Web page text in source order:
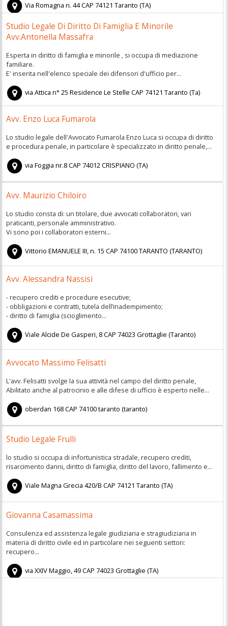
Via Romagna n. 44CAP 74121 Taranto (TA)
Studio Legale Di Diritto Di Famiglia E Minorile
Avv.Antonella Massafra
Esperta in diritto di famiglia e minorile , si occupa di mediazione
familiare.
E' inserita nell'elenco speciale dei difensori d'ufficio per...
via Attica n° 25 Residence Le Stelle CAP 74121 Taranto (Ta)
Avv. Enzo Luca Fumarola
Lo studio legale dell'Avvocato Fumarola Enzo Luca si occupa di diritto
e procedura penale, in particolare è specializzato in diritto penale,...
via Foggia nr.8CAP 74012CRISPIANO (TA)
Avv. Maurizio Chiloiro
Lo studio consta di: un titolare, due avvocati collaboratori, vari
praticanti, personale amministrativo.
Vi sono poi i collaboratori esterni...
Vittorio EMANUELE III, n. 15 CAP 74100TARANTO (TARANTO)
Avv. Alessandra Nassisi
- recupero crediti e procedure esecutive;
- obbligazioni e contratti, tutela dell’inadempimento;
- diritto di famiglia (scioglimento...
Viale Alcide De Gasperi, 8CAP 74023 Grottaglie (Taranto)
Avvocato Massimo Felisatti
L'avv. Felisatti svolge la sua attività nel campo del diritto penale,
Abilitato anche al patrocinio e alle difese di ufficio è esperto nelle...
oberdan 168CAP 74100taranto (taranto)
Studio Legale Frulli
lo studio si occupa di infortunistica stradale, recupero crediti,
risarcimento danni, diritto di famiglia, diritto del lavoro, fallimento e...
Viale Magna Grecia 420/B CAP 74121 Taranto (TA)
Giovanna Casamassima
Consulenza ed assistenza legale giudiziaria e stragiudiziaria in
materia di diritto civile ed in particolare nei seguenti settori:
recupero...
via XXIV Maggio, 49CAP 74023 Grottaglie (TA)